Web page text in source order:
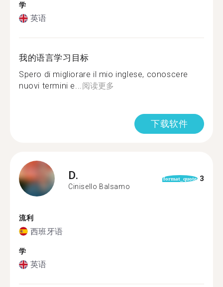
学
英语
我的语言学习目标
Spero di migliorare il mio inglese, conoscere
nuovi termini e...阅读更多
下载软件
D.
Cinisello Balsamo
format_quote 3
流利
西班牙语
学
英语